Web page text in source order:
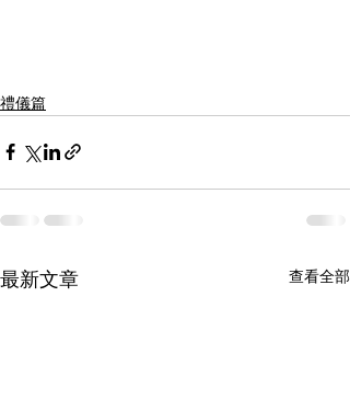
禮儀篇
最新文章 查看全部